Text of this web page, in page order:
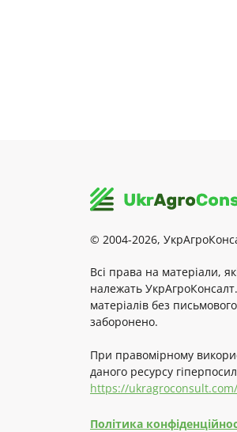
© 2004-2026,
Всі права на матеріали,
належать
матеріалів без
заборонено.
При правомірному
даного ресурсу
https://ukragroconsult.com/
Політика